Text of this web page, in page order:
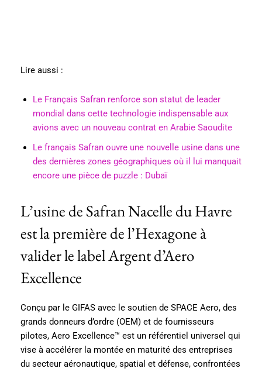
Lire aussi :
Le Français Safran renforce son statut de leader
mondial dans cette technologie indispensable aux
avions avec un nouveau contrat en Arabie Saoudite
Le français Safran ouvre une nouvelle usine dans une
des dernières zones géographiques où il lui manquait
encore une pièce de puzzle : Dubaï
L’usine de Safran Nacelle du Havre
est la première de l’Hexagone à
valider le label Argent d’Aero
Excellence
Conçu par le GIFAS avec le soutien de SPACE Aero, des
grands donneurs d’ordre (OEM) et de fournisseurs
pilotes, Aero Excellence™ est un référentiel universel qui
vise à accélérer la montée en maturité des entreprises
du secteur aéronautique, spatial et défense, confrontées